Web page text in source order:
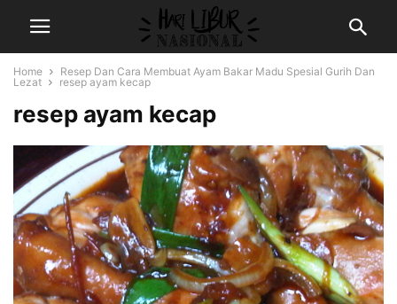
Home
Resep Dan Cara Membuat Ayam Bakar Madu Spesial Gurih Dan
Lezat
resep ayam kecap
resep ayam kecap